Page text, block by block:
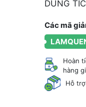
DUNG
Các mã
Hoàn
hàng
Hỗ